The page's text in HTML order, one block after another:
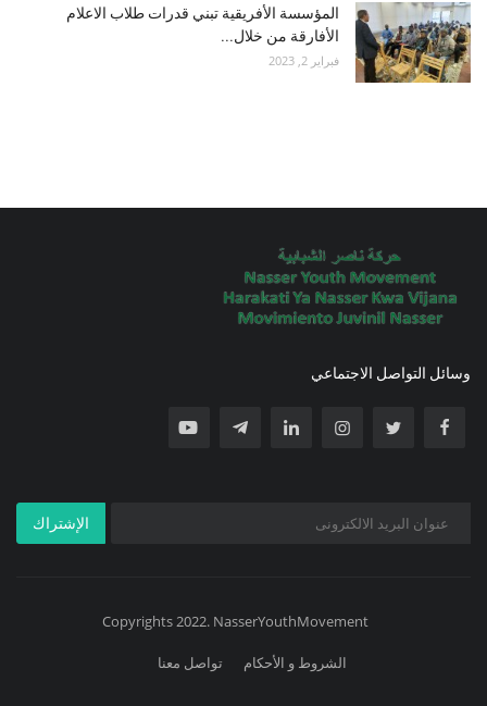
المؤسسة الأفريقية تبني قدرات طلاب الاعلام
الأفارقة من خلال...
فبراير 2, 2023
وسائل التواصل الاجتماعي
الإشتراك
Copyrights 2022. NasserYouthMovement
الشروط و الأحكام تواصل معنا